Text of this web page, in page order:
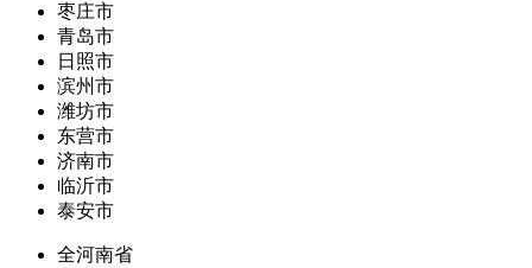
枣庄市
青岛市
日照市
滨州市
潍坊市
东营市
济南市
临沂市
泰安市
全河南省